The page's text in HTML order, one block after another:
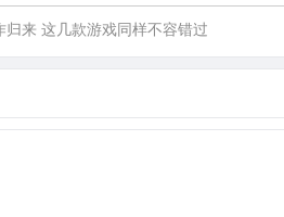
归来 这几款游戏同样不容错过